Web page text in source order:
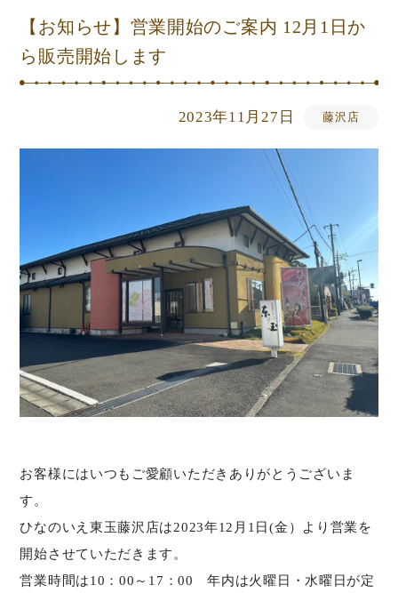
【お知らせ】営業開始のご案内 12月1日か
ら販売開始します
2023年11月27日 藤沢店
お客様にはいつもご愛顧いただきありがとうございま
す。
ひなのいえ東玉藤沢店は2023年12月1日(金）より営業を
開始させていただきます。
営業時間は10：00～17：00 年内は火曜日・水曜日が定